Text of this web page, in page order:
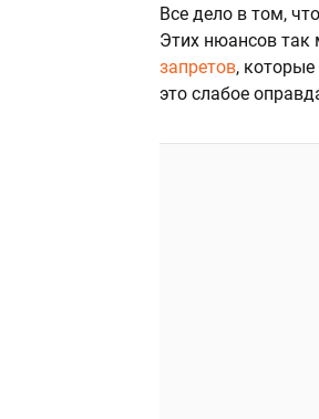
Все дело в том,
Этих нюансов так
запретов,
это слабое